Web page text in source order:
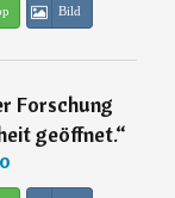
Bild
Forschung
geöffnet.“